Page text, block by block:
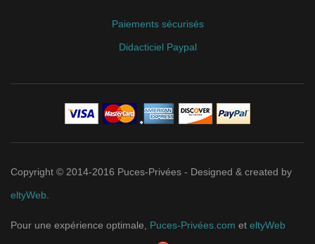
Paiements sécurisés
Didacticiel Paypal
Copyright © 2014-2016 Puces-Privées - Designed & created by
eltyWeb
Pour une expérience optimale, Puces-Privées.com et eltyWeb